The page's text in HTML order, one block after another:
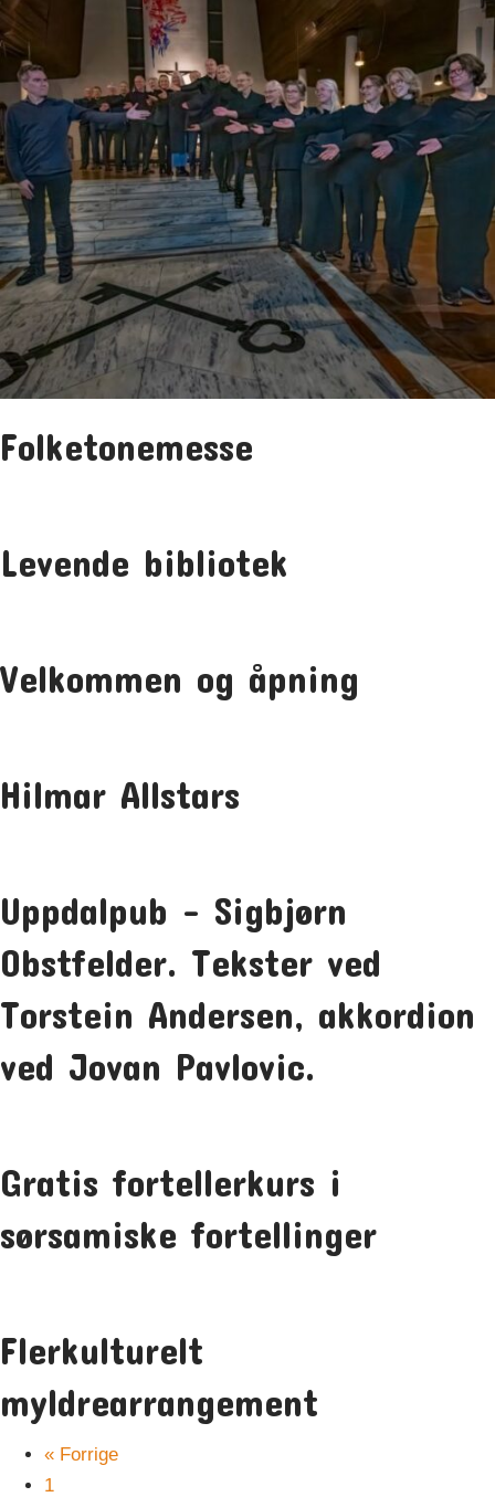
Folketonemesse
Levende bibliotek
Velkommen og åpning
Hilmar Allstars
Uppdalpub – Sigbjørn
Obstfelder. Tekster ved
Torstein Andersen, akkordion
ved Jovan Pavlovic.
Gratis fortellerkurs i
sørsamiske fortellinger
Flerkulturelt
myldrearrangement
« Forrige
1